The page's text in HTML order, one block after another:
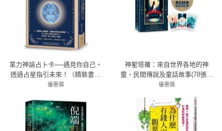
業力神諭占卜卡──遇見你自己‧
透過占星指引未來！（精裝書盒
+36張業力神諭卡+卡牌收藏袋+說
優惠價
神聖塔羅：來自世界各地的神
靈、民間傳說及童話故事(78張精
美塔羅牌+指導手冊+精裝硬殼收
優惠價